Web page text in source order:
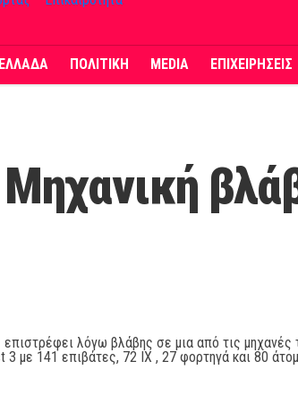
ΕΛΛΑΔΑ ΠΟΛΙΤΙΚΗ MEDIA ΕΠΙΧΕΙΡΗΣΕΙΣ
επιστρέφει λόγω βλάβης σε μια από τις μηχανές
3 με 141 επιβάτες, 72 ΙΧ , 27 φορτηγά και 80